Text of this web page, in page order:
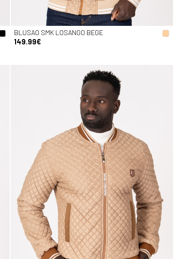
BLUSAO SMK LOSANGO BEGE
149.99€